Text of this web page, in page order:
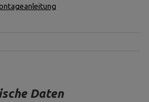
Daten